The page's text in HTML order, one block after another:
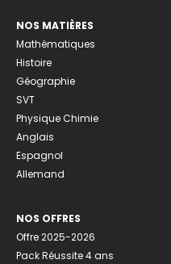
NOS MATIÈRES
Mathématiques
Histoire
Géographie
SVT
Physique Chimie
Anglais
Espagnol
Allemand
NOS OFFRES
Offre 2025-2026
Pack Réussite 4 ans